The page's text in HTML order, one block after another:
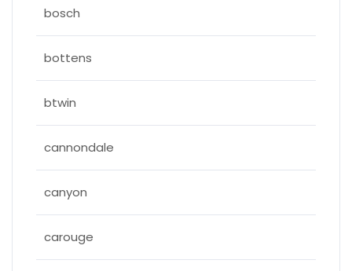
bosch
bottens
btwin
cannondale
canyon
carouge